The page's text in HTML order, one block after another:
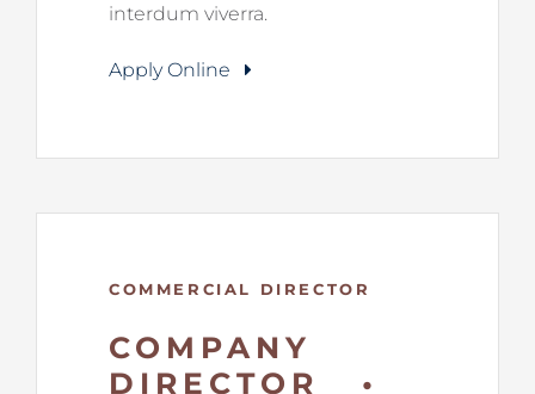
interdum viverra.
Apply Online
COMMERCIAL DIRECTOR
COMPANY
DIRECTOR •